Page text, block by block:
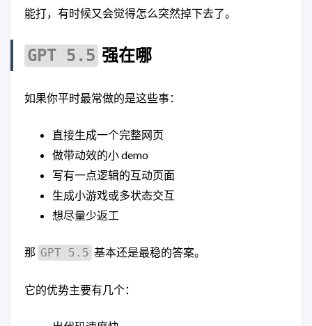
能打，有时候又会觉得怎么突然掉下去了。
GPT 5.5 强在哪
如果你平时最常做的是这些事：
直接生成一个完整网页
做带动效的小 demo
写有一点逻辑的互动页面
生成小游戏或多状态交互
想尽量少返工
那 GPT 5.5 基本还是最稳的答案。
它的优势主要有几个：